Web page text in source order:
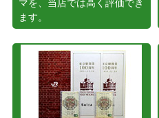
マを、当店では高く評価でき
ます。